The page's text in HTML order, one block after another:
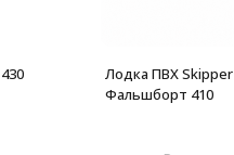
Лодка ПВХ Skipper
Фальшборт 410